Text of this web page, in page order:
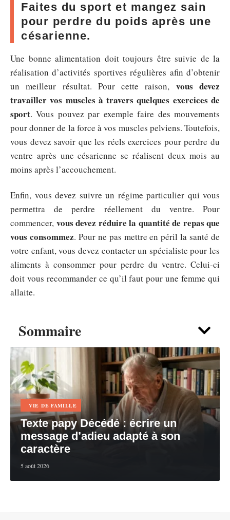
Sommaire
VIE DE FAMILLE
Texte papy Décédé : écrire un
message d’adieu adapté à son
caractère
5 août 2026
Faites du sport et mangez sain
pour perdre du poids après une
césarienne.
Une bonne alimentation doit toujours être suivie de la
réalisation d’activités sportives régulières afin d’obtenir
un meilleur résultat. Pour cette raison, vous devez
travailler vos muscles à travers quelques exercices de
sport. Vous pouvez par exemple faire des mouvements
pour donner de la force à vos muscles pelviens. Toutefois,
vous devez savoir que les réels exercices pour perdre du
ventre après une césarienne se réalisent deux mois au
moins après l’accouchement.
Enfin, vous devez suivre un régime particulier qui vous
permettra de perdre réellement du ventre. Pour
commencer, vous devez réduire la quantité de repas que
vous consommez. Pour ne pas mettre en péril la santé de
votre enfant, vous devez contacter un spécialiste pour les
aliments à consommer pour perdre du ventre. Celui-ci
doit vous recommander ce qu’il faut pour une femme qui
allaite.